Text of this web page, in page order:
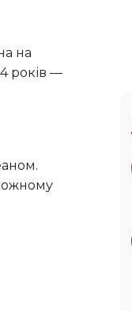
років —